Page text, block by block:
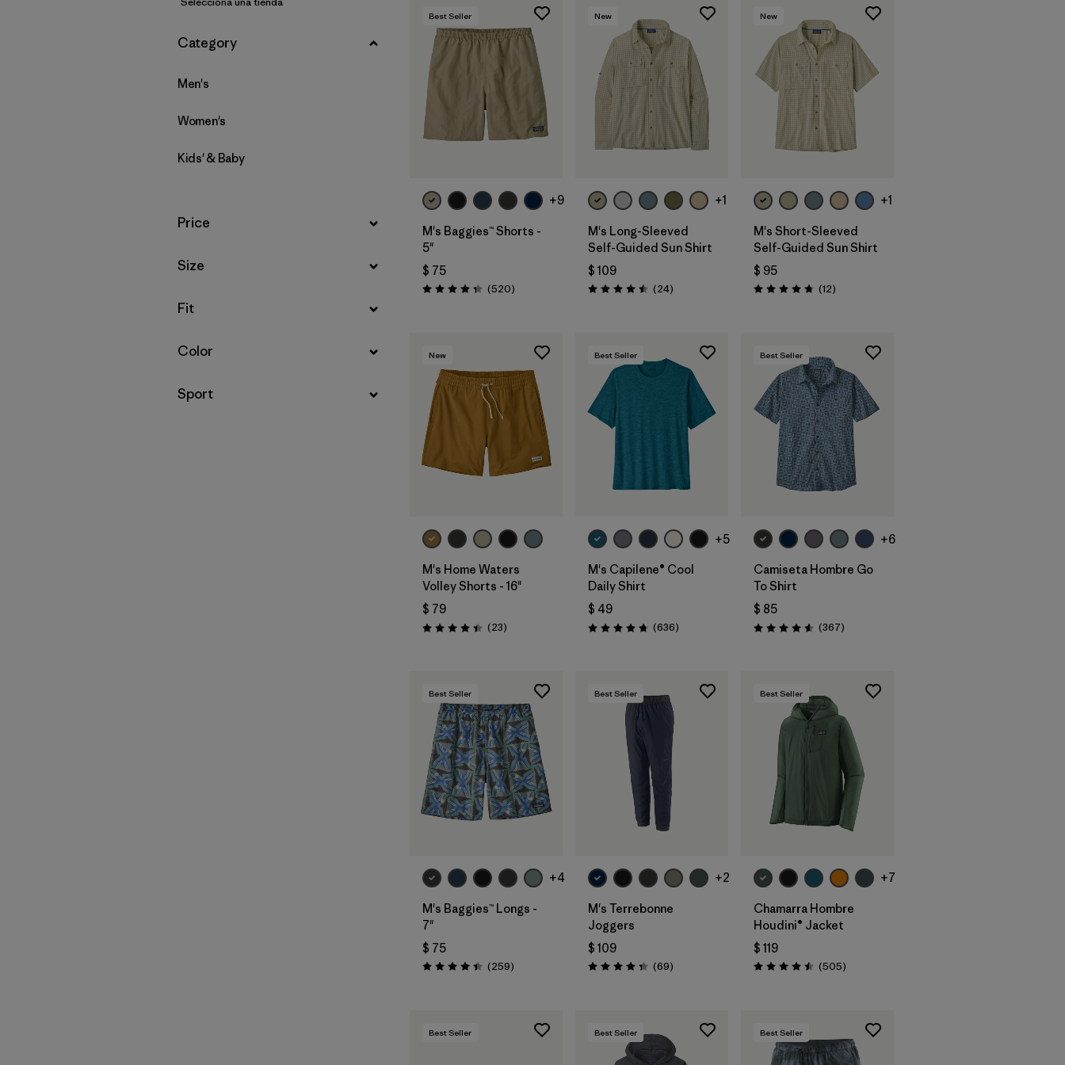
Filtrar por
Category
Men's
Women's
Kids' & Baby
Filtrar por
Price
Filtrar por
Size
Filtrar por
Fit
Filtrar por
Color
Filtrar por
Sport
Best Seller
+9
M's Baggies™ Shorts -
5"
$ 75
Valoración: 4.4 / 5
(520Comentarios
)
New
+1
M's Long-Sleeved
Self-Guided Sun Shirt
$ 109
Valoración: 4.5 / 5
(24Comentarios
)
New
+1
M's Short-Sleeved
Self-Guided Sun Shirt
$ 95
Valoración: 4.8 / 5
(12Comentarios
)
New
M's Home Waters
Volley Shorts - 16"
$ 79
Valoración: 4.4 / 5
(23Comentarios
)
Best Seller
+5
M's Capilene® Cool
Daily Shirt
$ 49
Valoración: 4.7 / 5
(636Comentarios
)
Best Seller
+6
Camiseta Hombre Go
To Shirt
$ 85
Valoración: 4.6 / 5
(367Comentarios
)
Best Seller
+4
M's Baggies™ Longs -
7"
$ 75
Valoración: 4.4 / 5
(259Comentarios
)
Best Seller
+2
M's Terrebonne
Joggers
$ 109
Valoración: 4.3 / 5
(69Comentarios
)
Best Seller
+7
Chamarra Hombre
Houdini® Jacket
$ 119
Valoración: 4.5 / 5
(505Comentarios
)
Best Seller Best Seller Best Seller